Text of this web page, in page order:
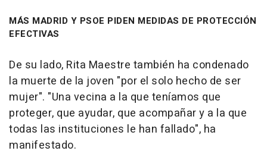
MÁS MADRID Y PSOE PIDEN MEDIDAS DE PROTECCIÓN
EFECTIVAS
De su lado, Rita Maestre también ha condenado
la muerte de la joven "por el solo hecho de ser
mujer". "Una vecina a la que teníamos que
proteger, que ayudar, que acompañar y a la que
todas las instituciones le han fallado", ha
manifestado.